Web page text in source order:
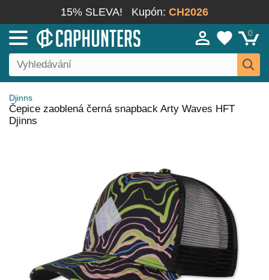
15% SLEVA! Kupón: CH2026
0
Djinns
Čepice zaoblená černá snapback Arty Waves HFT
Djinns